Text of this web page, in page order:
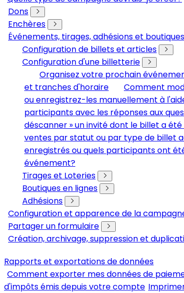
Dons
Enchères
Événements, tirages, adhésions et
Configuration de billets et articles
Configuration d'une billetterie
Organisez votre prochain
et tranches d'horaire
Comment
ou enregistrez-les manuellement à
participants avec les réponses aux
déscanner » un invité dont le billet a
ventes par statut ou par type de billet
enregistrés ou quels participants ont
événement?
Tirages et Loteries
Boutiques en lignes
Adhésions
Configuration et apparence de la
Partager un formulaire
Création, archivage, suppression et
Rapports et exportations de données
Comment exporter mes données de
d'impôts émis depuis votre compte